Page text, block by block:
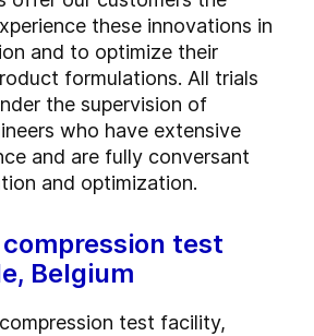
these innovations in
and to optimize their
formulations. All trials
the supervision of
who have extensive
and are fully conversant
and optimization.
test
Belgium
test facility,